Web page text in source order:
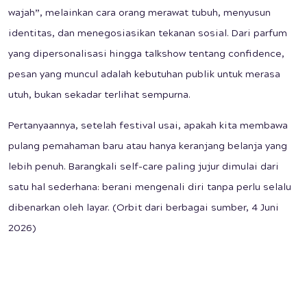
wajah”, melainkan cara orang merawat tubuh, menyusun
identitas, dan menegosiasikan tekanan sosial. Dari parfum
yang dipersonalisasi hingga talkshow tentang confidence,
pesan yang muncul adalah kebutuhan publik untuk merasa
utuh, bukan sekadar terlihat sempurna.
Pertanyaannya, setelah festival usai, apakah kita membawa
pulang pemahaman baru atau hanya keranjang belanja yang
lebih penuh. Barangkali self-care paling jujur dimulai dari
satu hal sederhana: berani mengenali diri tanpa perlu selalu
dibenarkan oleh layar. (Orbit dari berbagai sumber, 4 Juni
2026)